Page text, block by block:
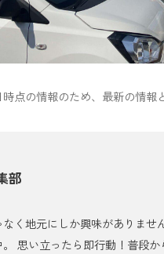
点の情報のため、最新の情報
部
く地元にしか興味がありま
思い立ったら即行動！普段か